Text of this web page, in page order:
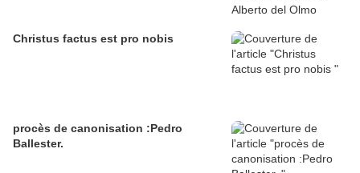
Christus factus est pro nobis
procès de canonisation :Pedro
Ballester.